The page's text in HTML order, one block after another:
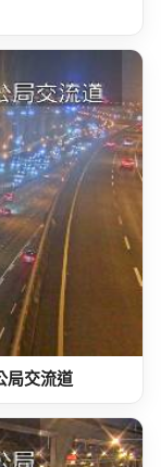
局交流道